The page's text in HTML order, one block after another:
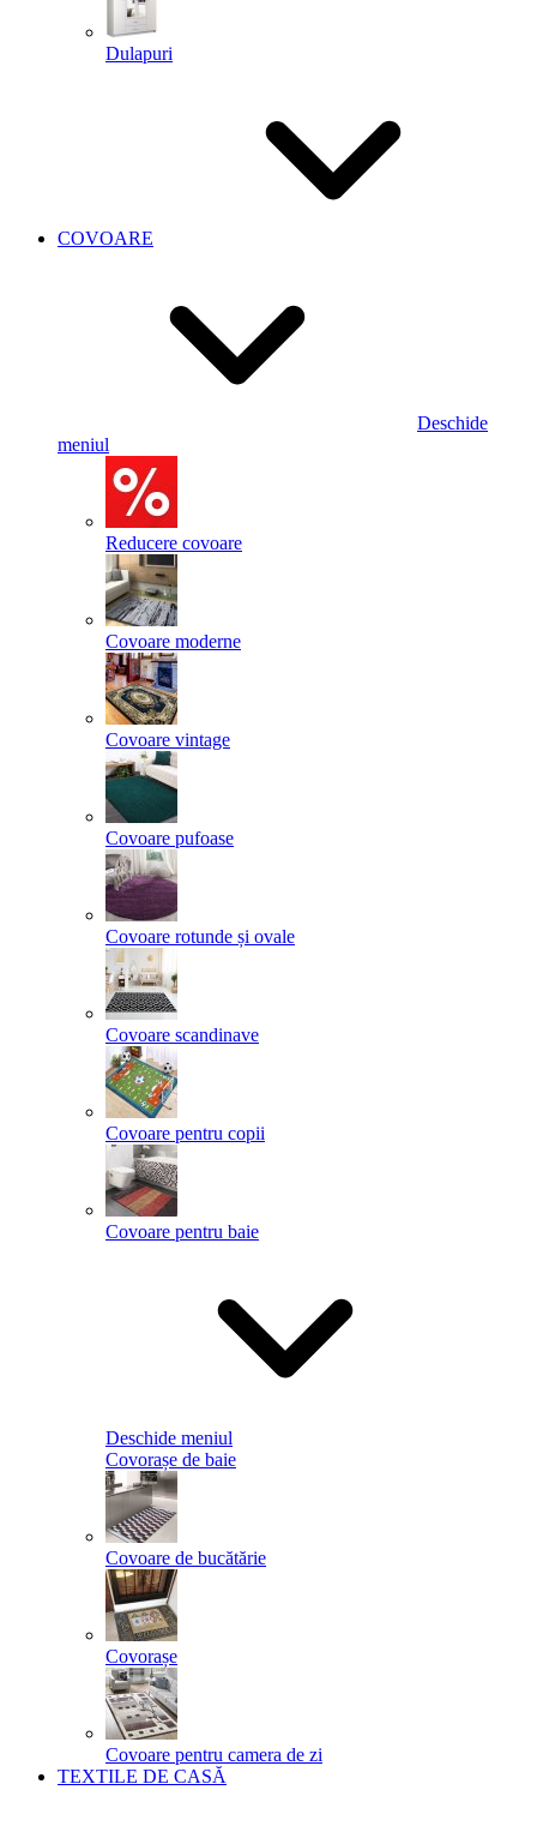
Dulapuri
COVOARE
Deschide
meniul
Reducere covoare
Covoare moderne
Covoare vintage
Covoare pufoase
Covoare rotunde și ovale
Covoare scandinave
Covoare pentru copii
Covoare pentru baie
Deschide meniul
Covorașe de baie
Covoare de bucătărie
Covorașe
Covoare pentru camera de zi
TEXTILE DE CASĂ